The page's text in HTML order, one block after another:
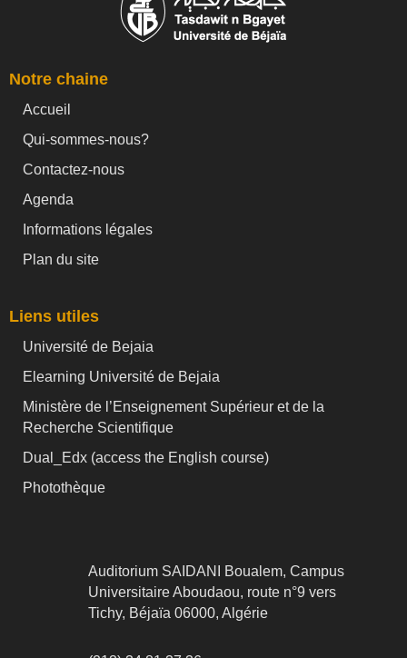
Notre chaine
Accueil
Qui-sommes-nous?
Contactez-nous
Agenda
Informations légales
Plan du site
Liens utiles
Université de Bejaia
Elearning Université de Bejaia
Ministère de l’Enseignement Supérieur et de la
Recherche Scientifique
Dual_Edx (access the English course)
Photothèque
Auditorium SAIDANI Boualem, Campus
Universitaire Aboudaou, route n°9 vers
Tichy, Béjaïa 06000, Algérie